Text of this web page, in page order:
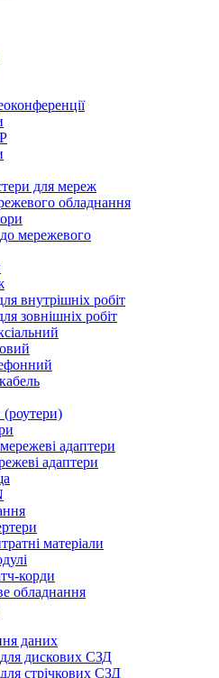
для мереж
обладнання
мережевого
внутрішніх робіт
зовнішніх робіт
адаптери
адаптери
матеріали
корди
обладнання
даних
дискових СЗД
стрічкових СЗД